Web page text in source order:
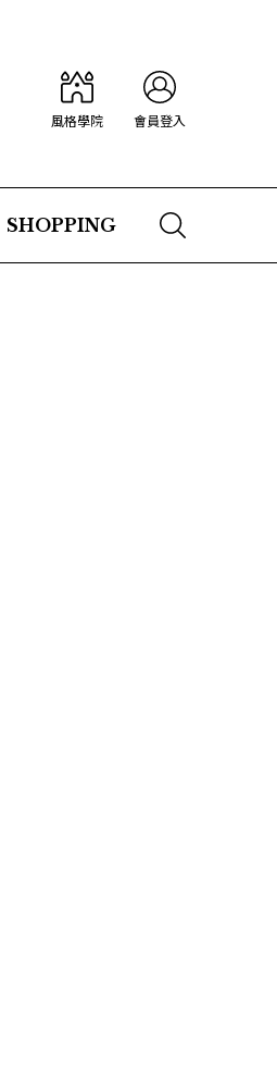
風格學院 會員登入
SHOPPING